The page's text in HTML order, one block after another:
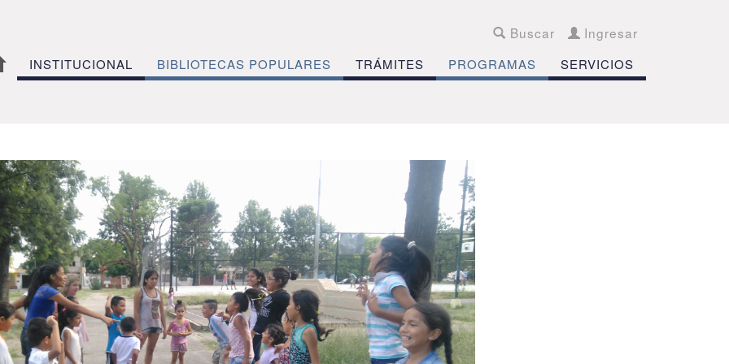
INSTITUCIONAL BIBLIOTECAS POPULARES TRÁMITES PROGRAMAS SERVICIOS
Buscar Ingresar